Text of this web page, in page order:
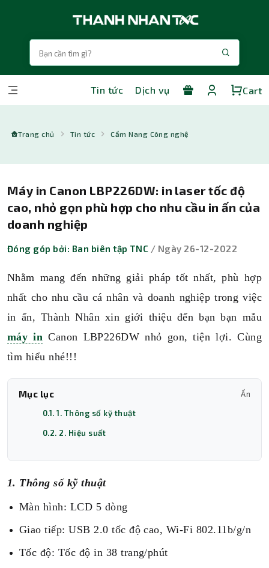
Tin tức Dịch vụ Cart
Trang chủ Tin tức Cẩm Nang Công nghệ
Máy in Canon LBP226DW: in laser tốc độ
cao, nhỏ gọn phù hợp cho nhu cầu in ấn của
doanh nghiệp
Đóng góp bởi: Ban biên tập TNC / Ngày 26-12-2022
Nhằm mang đến những giải pháp tốt nhất, phù hợp
nhất cho nhu cầu cá nhân và doanh nghiệp trong việc
in ấn, Thành Nhân xin giới thiệu đến bạn bạn mẫu
máy in Canon LBP226DW nhỏ gon, tiện lợi. Cùng
tìm hiểu nhé!!!
Mục lục Ẩn
0.1. 1. Thông số kỹ thuật
0.2. 2. Hiệu suất
1. Thông số kỹ thuật
Màn hình: LCD 5 dòng
Giao tiếp: USB 2.0 tốc độ cao, Wi-Fi 802.11b/g/n
Tốc độ: Tốc độ in 38 trang/phút